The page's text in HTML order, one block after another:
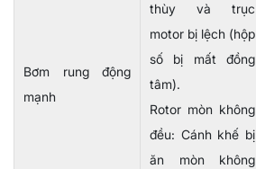
Bơm rung động
mạnh
thùy và trục
motor bị lệch (hộp
số bị mất đồng
tâm).
Rotor mòn không
đều: Cánh khế bị
ăn mòn không